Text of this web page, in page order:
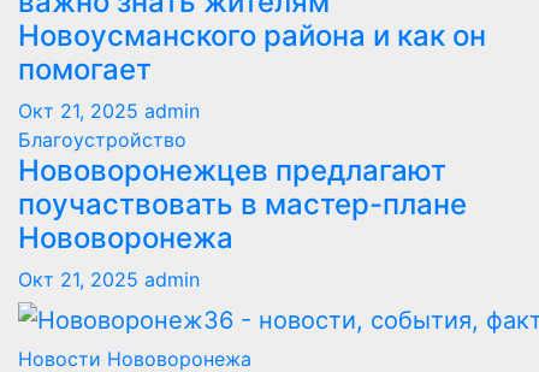
Новоусманского района и как он
помогает
Окт 21, 2025 admin
Благоустройство
Нововоронежцев предлагают
поучаствовать в мастер-плане
Нововоронежа
Окт 21, 2025 admin
Новости Нововоронежа